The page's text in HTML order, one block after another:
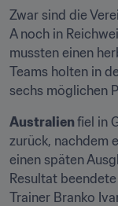
Zwar sind die
A noch in
mussten einen
Teams holten in
sechs möglichen
Australien fiel in
zurück, nachdem
einen späten
Resultat
Trainer Branko